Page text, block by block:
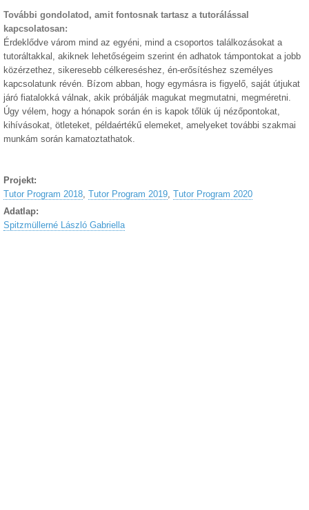
További gondolatod, amit fontosnak tartasz a tutorálással
kapcsolatosan:
Érdeklődve várom mind az egyéni, mind a csoportos találkozásokat a
tutoráltakkal, akiknek lehetőségeim szerint én adhatok támpontokat a jobb
közérzethez, sikeresebb célkereséshez, én-erősítéshez személyes
kapcsolatunk révén. Bízom abban, hogy egymásra is figyelő, saját útjukat
járó fiatalokká válnak, akik próbálják magukat megmutatni, megméretni.
Úgy vélem, hogy a hónapok során én is kapok tőlük új nézőpontokat,
kihívásokat, ötleteket, példaértékű elemeket, amelyeket további szakmai
munkám során kamatoztathatok.
Projekt:
Tutor Program 2018, Tutor Program 2019, Tutor Program 2020
Adatlap:
Spitzmüllerné László Gabriella